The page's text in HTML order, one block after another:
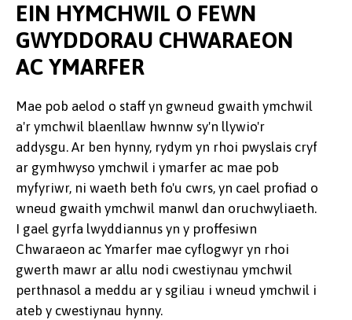
EIN HYMCHWIL O FEWN
GWYDDORAU CHWARAEON
AC YMARFER
Mae pob aelod o staff yn gwneud gwaith ymchwil
a'r ymchwil blaenllaw hwnnw sy'n llywio'r
addysgu. Ar ben hynny, rydym yn rhoi pwyslais cryf
ar gymhwyso ymchwil i ymarfer ac mae pob
myfyriwr, ni waeth beth fo'u cwrs, yn cael profiad o
wneud gwaith ymchwil manwl dan oruchwyliaeth.
I gael gyrfa lwyddiannus yn y proffesiwn
Chwaraeon ac Ymarfer mae cyflogwyr yn rhoi
gwerth mawr ar allu nodi cwestiynau ymchwil
perthnasol a meddu ar y sgiliau i wneud ymchwil i
ateb y cwestiynau hynny.